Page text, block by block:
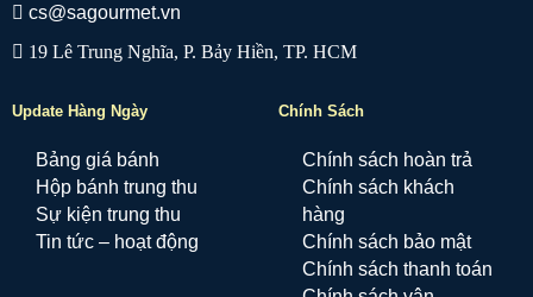
cs@sagourmet.vn
19 Lê Trung Nghĩa, P. Bảy Hiền, TP. HCM
Update Hàng Ngày
Bảng giá bánh
Hộp bánh trung thu
Sự kiện trung thu
Tin tức – hoạt động
Chính Sách
Chính sách hoàn trả
Chính sách khách
hàng
Chính sách bảo mật
Chính sách thanh toán